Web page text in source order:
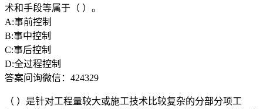
术和手段等属于（ ）。
A:事前控制
B:事中控制
C:事后控制
D:全过程控制
答案问询微信：424329
（ ）是针对工程量较大或施工技术比较复杂的分部分项工